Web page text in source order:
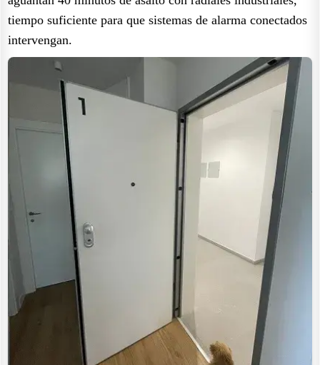
tiempo suficiente para que sistemas de alarma conectados
intervengan.